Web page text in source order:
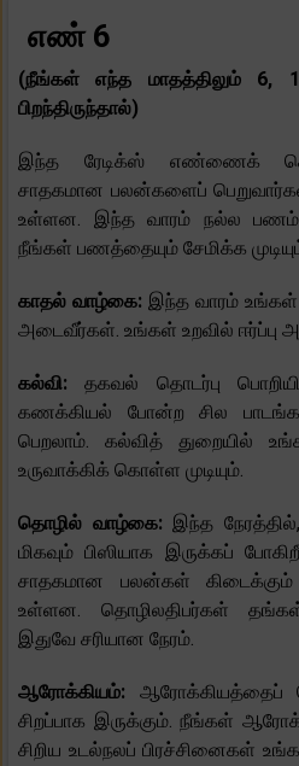
எண் 6
(நீங்கள் எந்த மாதத்திலும் 6,
பிறந்திருந்தால்)
இந்த ரேடிக்ஸ் எண்ணைக்
சாதகமான பலன்களைப்
உள்ளன. இந்த வாரம் நல்ல பணம்
நீங்கள் பணத்தையும் சேமிக்க
காதல் வாழ்கை: இந்த வாரம் உங்கள்
அடைவீர்கள். உங்கள் உறவில் ஈர்ப்பு
கல்வி:தகவல் தொடர்பு
கணக்கியல் போன்ற சில
பெறலாம். கல்வித் துறையில்
உருவாக்கிக் கொள்ள முடியும்.
தொழில் வாழ்கை: இந்த
மிகவும் பிஸியாக இருக்கப்
சாதகமான பலன்கள் கிடைக்கும்
உள்ளன. தொழிலதிபர்கள் தங்கள்
இதுவே சரியான நேரம்.
ஆரோக்கியம்: ஆரோக்கியத்தைப்
சிறப்பாக இருக்கும். நீங்கள்
சிறிய உடல்நலப் பிரச்சினைகள்